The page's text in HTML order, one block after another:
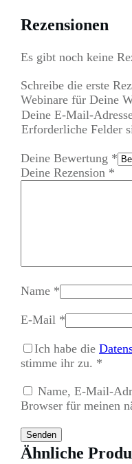
Rezensionen
Es gibt noch keine
Schreibe die erste
Webinare für Deine
Deine E-Mail-
Erforderliche Felder
Deine Bewertung *
Deine Rezension *
Name *
E-Mail *
Ich habe die
stimme ihr zu. *
Name, E-Mail-
Browser für meinen
Senden
Ähnliche